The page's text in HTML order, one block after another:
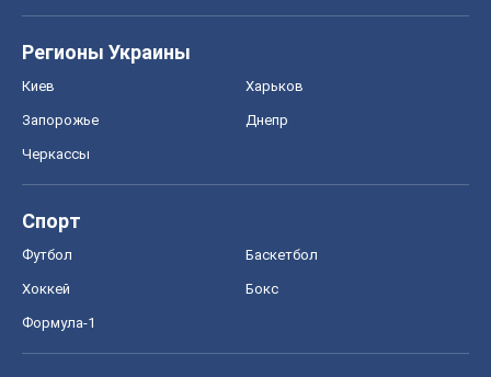
Регионы Украины
Киев Харьков
Запорожье Днепр
Черкассы
Спорт
Футбол Баскетбол
Хоккей Бокс
Формула-1